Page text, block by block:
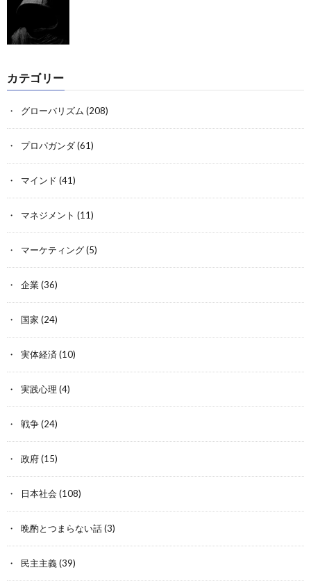
カテゴリー
グローバリズム (208)
プロパガンダ(61)
マインド (41)
マネジメント (11)
マーケティング(5)
企業(36)
国家 (24)
実体経済 (10)
実践心理 (4)
戦争(24)
政府(15)
日本社会 (108)
晩酌とつまらない話(3)
民主主義(39)